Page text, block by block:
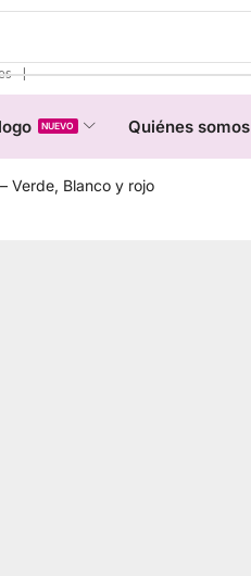
❘
NUEVO Quiénes somos
Verde, Blanco y rojo